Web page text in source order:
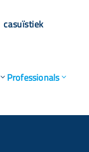
casuïstiek
Professionals